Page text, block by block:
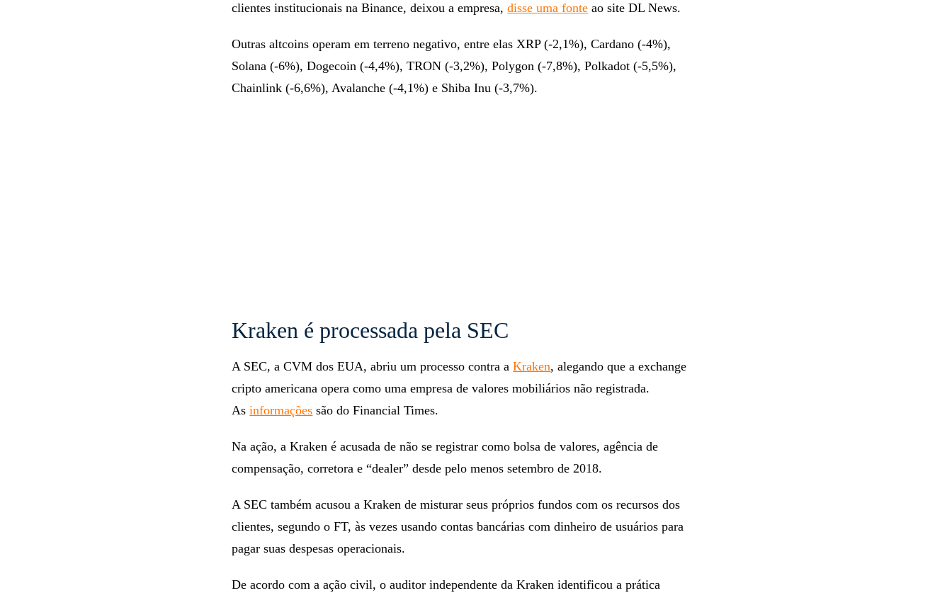
clientes institucionais na Binance, deixou a empresa,disse uma fonte ao site DL News.
Outras altcoins operam em terreno negativo, entre elas XRP (-2,1%), Cardano (-4%),
Solana (-6%), Dogecoin (-4,4%), TRON (-3,2%), Polygon (-7,8%), Polkadot (-5,5%),
Chainlink (-6,6%), Avalanche (-4,1%) e Shiba Inu (-3,7%).
Kraken é processada pela SEC
A SEC, a CVM dos EUA, abriu um processo contra aKraken, alegando que a exchange
cripto americana opera como uma empresa de valores mobiliários não registrada.
Asinformações são do Financial Times.
Na ação, a Kraken é acusada de não se registrar como bolsa de valores, agência de
compensação, corretora e “dealer” desde pelo menos setembro de 2018.
A SEC também acusou a Kraken de misturar seus próprios fundos com os recursos dos
clientes, segundo o FT, às vezes usando contas bancárias com dinheiro de usuários para
pagar suas despesas operacionais.
De acordo com a ação civil, o auditor independente da Kraken identificou a prática